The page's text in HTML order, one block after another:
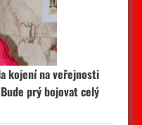
kojení na veřejnosti
prý bojovat celý